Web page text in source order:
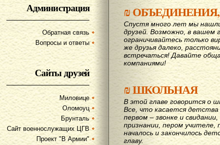
Администрация
Обратная связь
Вопросы и ответы
Сайты друзей
Миловице
Оломоуц
Брунталь
Сайт военнослужащих ЦГВ
Проект "В Армии"
₪
Спустя много лет мы
друзей. Возможно, в вашем
ограничивайтесь только
же друзья далеко,
вcтречаться! Давайте
компаниями!
₪ШКОЛЬНАЯ
В этой главе говорится о
Все, что касается
первом – звонке и
признании, пером учителе,
началось и закончилось
главу.